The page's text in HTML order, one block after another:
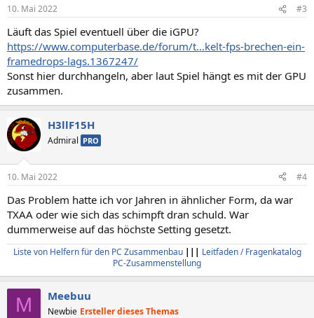
10. Mai 2022 #3
Läuft das Spiel eventuell über die iGPU?
https://www.computerbase.de/forum/t...kelt-fps-brechen-ein-
framedrops-lags.1367247/
Sonst hier durchhangeln, aber laut Spiel hängt es mit der GPU
zusammen.
H3llF15H
Admiral PRO
10. Mai 2022 #4
Das Problem hatte ich vor Jahren in ähnlicher Form, da war
TXAA oder wie sich das schimpft dran schuld. War
dummerweise auf das höchste Setting gesetzt.
Liste von Helfern für den PC Zusammenbau ||| Leitfaden / Fragenkatalog
PC-Zusammenstellung
M Meebuu
Newbie Ersteller dieses Themas